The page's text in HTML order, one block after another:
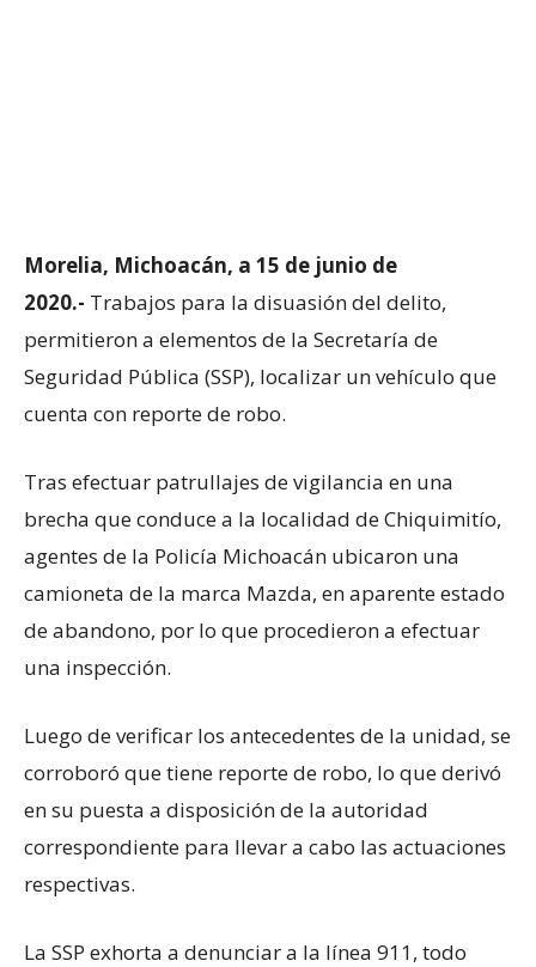
Morelia, Michoacán, a 15 de junio de
2020.- Trabajos para la disuasión del delito,
permitieron a elementos de la Secretaría de
Seguridad Pública (SSP), localizar un vehículo que
cuenta con reporte de robo.
Tras efectuar patrullajes de vigilancia en una
brecha que conduce a la localidad de Chiquimitío,
agentes de la Policía Michoacán ubicaron una
camioneta de la marca Mazda, en aparente estado
de abandono, por lo que procedieron a efectuar
una inspección.
Luego de verificar los antecedentes de la unidad, se
corroboró que tiene reporte de robo, lo que derivó
en su puesta a disposición de la autoridad
correspondiente para llevar a cabo las actuaciones
respectivas.
La SSP exhorta a denunciar a la línea 911, todo